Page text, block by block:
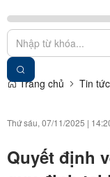
Trang chủ Tin
Thứ sáu, 07/11/2025 |
Quyết định